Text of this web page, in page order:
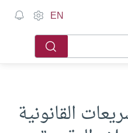
EN
القانونية